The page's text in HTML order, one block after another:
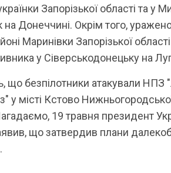
Запорізької області та у
на Донеччині. Окрім того,
Маринівки Запорізької
у Сіверськодонецьку на
що безпілотники атакували НПЗ
у місті Кстово
19 травня президент
що затвердив плани